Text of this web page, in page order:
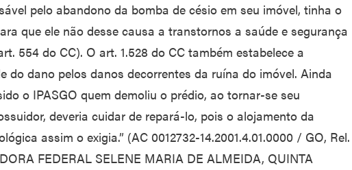
pelo abandono da bomba de césio em seu imóvel, tinha o
que ele não desse causa a transtornos a saúde e segurança
554 do CC). O art. 1.528 do CC também estabelece a
do dano pelos danos decorrentes da ruína do imóvel. Ainda
o IPASGO quem demoliu o prédio, ao tornar-se seu
deveria cuidar de repará-lo, pois o alojamento da
assim o exigia.” (AC 0012732-14.2001.4.01.0000 / GO, Rel.
FEDERAL SELENE MARIA DE ALMEIDA, QUINTA